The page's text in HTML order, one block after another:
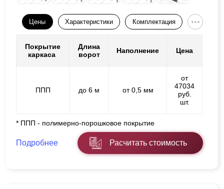
Цены Характеристики Комплектация
Покрытие
каркаса
Длина
ворот
Наполнение Цена
ППП до 6 м от 0,5 мм
от
47034
руб.
шт.
* ППП - полимерно-порошковое покрытие
Подробнее Расчитать стоимость